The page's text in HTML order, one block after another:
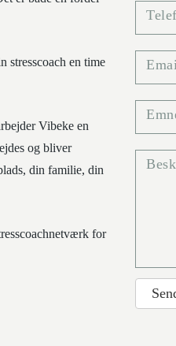
stresscoach en time
Vibeke en
og bliver
din familie, din
for